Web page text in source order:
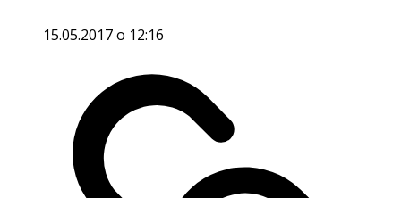
15.05.2017 o 12:16